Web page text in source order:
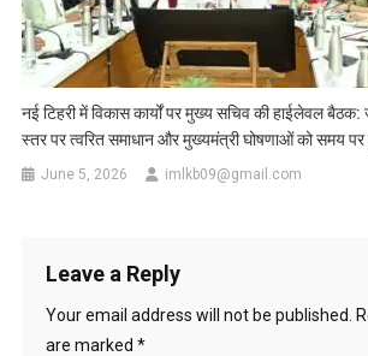
नई टिहरी में विकास कार्यों पर मुख्य सचिव की हाईलेवल
स्तर पर त्वरित समाधान और मुख्यमंत्री घोषणाओं को समय पर
June 5, 2026 imlkb09@gmail.com
Leave a Reply
Your email address will not be published.
are marked *